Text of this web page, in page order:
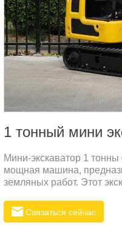
1 тонный мини
Мини-экскаватор 1
мощная машина,
земляных работ. Этот
строительство или
эффективность и
Связаться сейчас